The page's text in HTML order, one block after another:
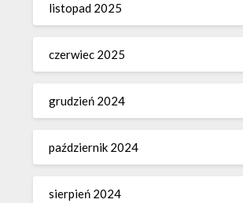
listopad 2025
czerwiec 2025
grudzień 2024
październik 2024
sierpień 2024